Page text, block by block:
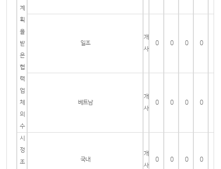
계
획
을
받
은
협
력
업
체
의
수
일조
개
사
0 0 0 0
베트남
개
사
0 0 0 0
시
정
조
국내
개
사
0 0 0 0